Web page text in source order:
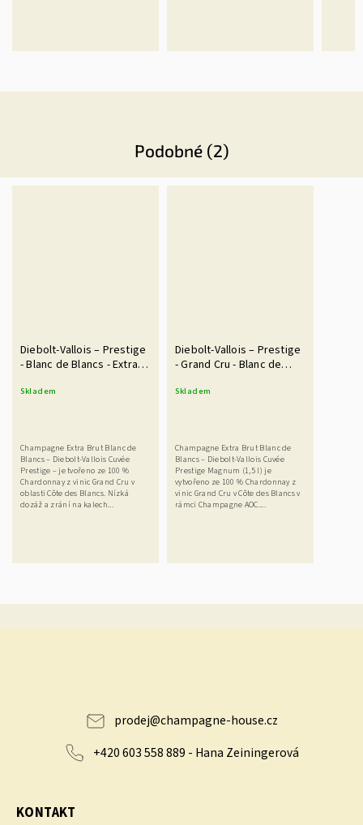
Podobné (2)
Diebolt-Vallois – Prestige
- Blanc de Blancs - Extra
Skladem
Champagne Extra Brut Blanc de
Blancs – Diebolt-Vallois Cuvée
Prestige – je tvořeno ze 100 %
Chardonnay z vinic Grand Cru v
oblasti Côte des Blancs. Nízká
dozáž a zrání na kalech...
Diebolt-Vallois – Prestige
- Grand Cru - Blanc de
Magnum
Skladem
Champagne Extra Brut Blanc de
Blancs – Diebolt-Vallois Cuvée
Prestige Magnum (1,5 l) je
vytvořeno ze 100 % Chardonnay z
vinic Grand Cru v Côte des Blancs v
rámci Champagne AOC....
prodej@champagne-house.cz
+420 603 558 889 - Hana Zeiningerová
KONTAKT